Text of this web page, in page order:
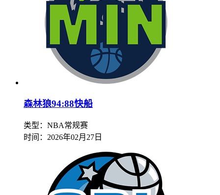
森林狼94:88快船
类型：NBA常规赛
时间： 2026年02月27日